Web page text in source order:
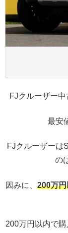
FJクルーザー
最安
FJクルーザーは
の
因みに、 200万
200万円以内で